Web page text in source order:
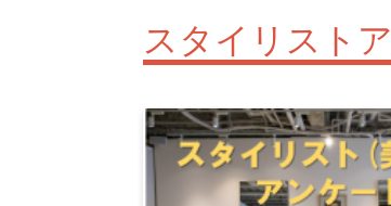
スタイリスト